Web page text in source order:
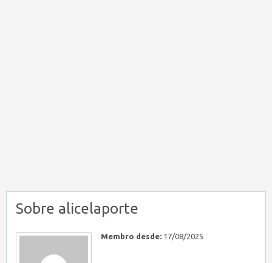
Sobre alicelaporte
Membro desde: 17/08/2025